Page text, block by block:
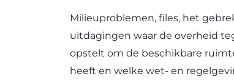
Milieuproblemen, files, het
uitdagingen waar de overheid
opstelt om de beschikbare
heeft en welke wet- en